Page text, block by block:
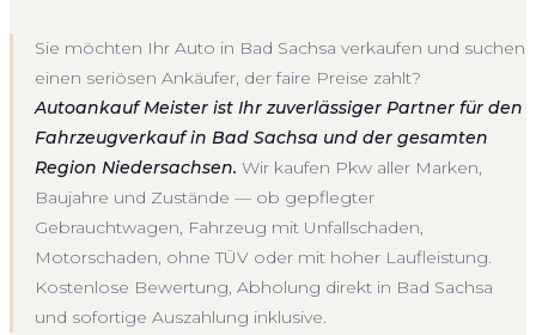
Sie möchten Ihr Auto in Bad Sachsa verkaufen und suchen
einen seriösen Ankäufer, der faire Preise zahlt?
Autoankauf Meister ist Ihr zuverlässiger Partner für den
Fahrzeugverkauf in Bad Sachsa und der gesamten
Region Niedersachsen. Wir kaufen Pkw aller Marken,
Baujahre und Zustände — ob gepflegter
Gebrauchtwagen, Fahrzeug mit Unfallschaden,
Motorschaden, ohne TÜV oder mit hoher Laufleistung.
Kostenlose Bewertung, Abholung direkt in Bad Sachsa
und sofortige Auszahlung inklusive.